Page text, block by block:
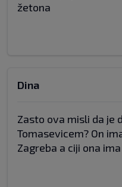
žetona
Dina
Zasto ova misli da je
Tomasevicem? On
Zagreba a ciji ona